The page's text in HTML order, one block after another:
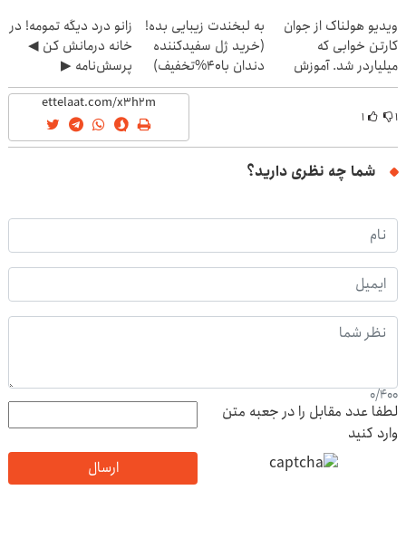
ویدیو هولناک از جوان
کارتن خوابی که
میلیاردر شد. آموزش
رایگان
به لبخندت زیبایی بده!
(خرید ژل سفیدکننده
دندان با40%تخفیف)
زانو درد دیگه تمومه! در
خانه درمانش کن ◀
پرسش‌نامه ▶
۱ ۱
شما چه نظری دارید؟
0/400
لطفا عدد مقابل را در جعبه متن
وارد کنید
ارسال